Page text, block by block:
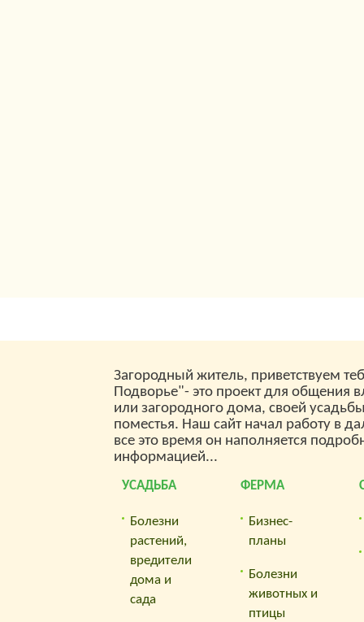
Загородный житель, приветствуем
Подворье"- это проект для общения
или загородного дома, своей
поместья. Наш сайт начал работу в
все это время он наполняется
информацией...
УСАДЬБА
Болезни
растений,
вредители
дома и
сада
ФЕРМА
Бизнес-
планы
Болезни
животных и
птицы